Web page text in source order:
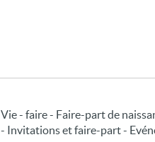
Vie - faire - Faire-part de
- Invitations et faire-part -